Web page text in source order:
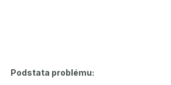
Podstata problému: